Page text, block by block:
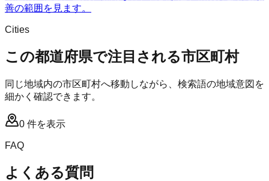
善の範囲を見ます。
Cities
この都道府県で注目される市区町村
同じ地域内の市区町村へ移動しながら、検索語の地域意図を
細かく確認できます。
0 件を表示
FAQ
よくある質問